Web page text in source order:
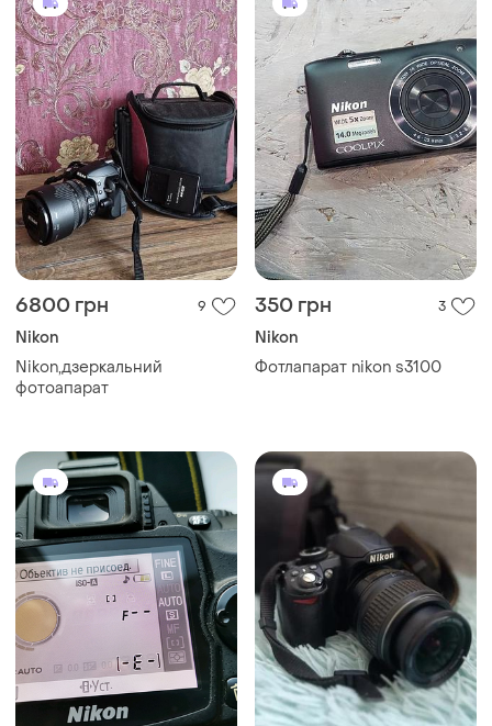
6800 грн 9
Nikon
Nikon,дзеркальний
фотоапарат
350 грн 3
Nikon
Фотлапарат nikon s3100